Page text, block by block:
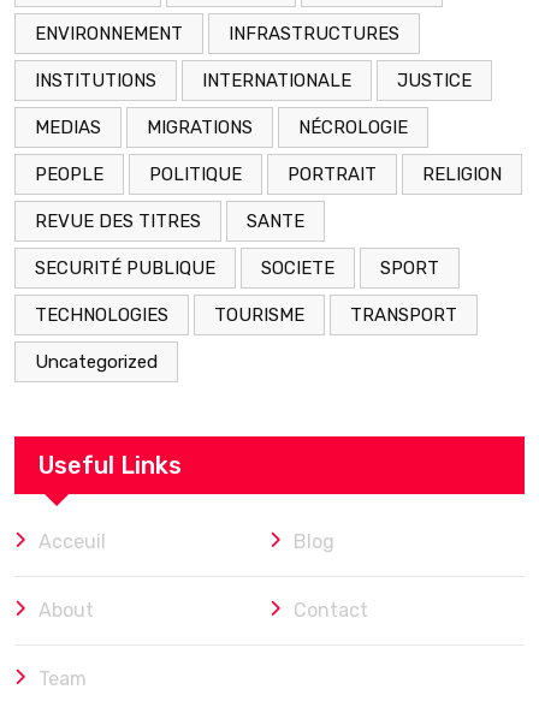
ENVIRONNEMENT INFRASTRUCTURES
INSTITUTIONS INTERNATIONALE JUSTICE
MEDIAS MIGRATIONS NÉCROLOGIE
PEOPLE POLITIQUE PORTRAIT RELIGION
REVUE DES TITRES SANTE
SECURITÉ PUBLIQUE SOCIETE SPORT
TECHNOLOGIES TOURISME TRANSPORT
Uncategorized
Useful Links
Acceuil Blog
About Contact
Team